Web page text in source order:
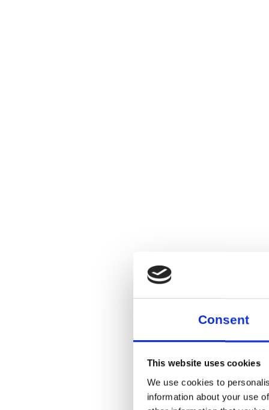
Consent
This website uses cookies
We use cookies to
information about your use